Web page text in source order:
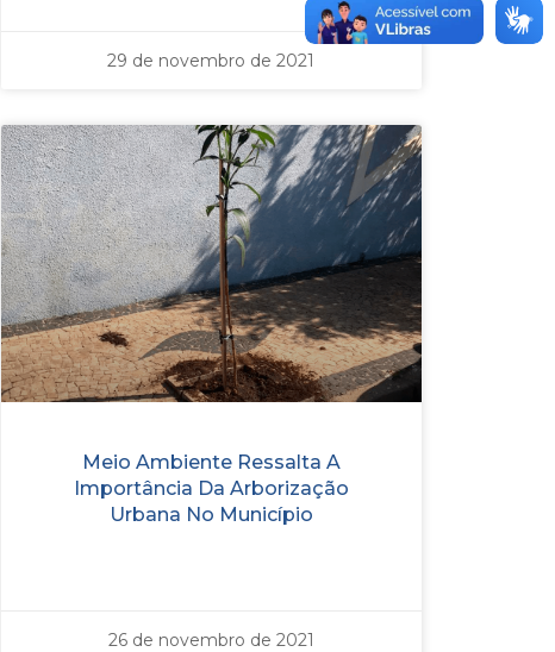
29 de novembro de 2021
Meio Ambiente Ressalta A
Importância Da Arborização
Urbana No Município
26 de novembro de 2021